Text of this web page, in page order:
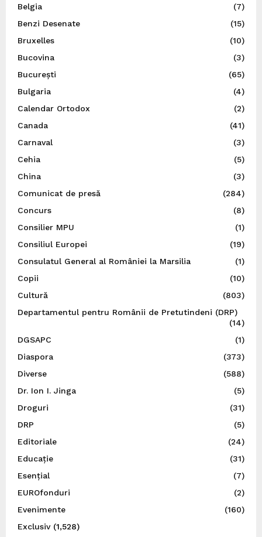
Belgia
(7)
Benzi Desenate
(15)
Bruxelles
(10)
Bucovina
(3)
București
(65)
Bulgaria
(4)
Calendar Ortodox
(2)
Canada
(41)
Carnaval
(3)
Cehia
(5)
China
(3)
Comunicat de presă
(284)
Concurs
(8)
Consilier MPU
(1)
Consiliul Europei
(19)
Consulatul General al României la Marsilia
(1)
Copii
(10)
Cultură
(803)
Departamentul pentru Românii de Pretutindeni (DRP)
(14)
DGSAPC
(1)
Diaspora
(373)
Diverse
(588)
Dr. Ion I. Jinga
(5)
Droguri
(31)
DRP
(5)
Editoriale
(24)
Educație
(31)
Esențial
(7)
EUROfonduri
(2)
Evenimente
(160)
Exclusiv(1,528)